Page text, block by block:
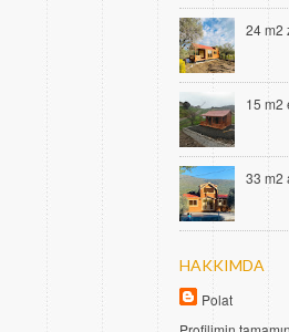
24 m2
15 m2
33 m2
HAKKIMDA
Polat